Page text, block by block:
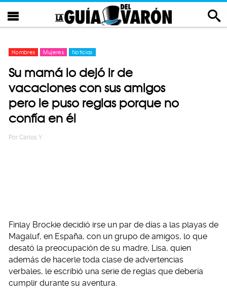
Hombres Mujeres Noticias
Su mamá lo dejó ir de
vacaciones con sus amigos
pero le puso reglas porque no
confía en él
Por Carlos Y
Finlay Brockie decidió irse un par de días a las playas de
Magaluf, en España, con un grupo de amigos, lo que
desató la preocupación de su madre, Lisa, quien
además de hacerle toda clase de advertencias
verbales, le escribió una serie de reglas que debería
cumplir durante su aventura.